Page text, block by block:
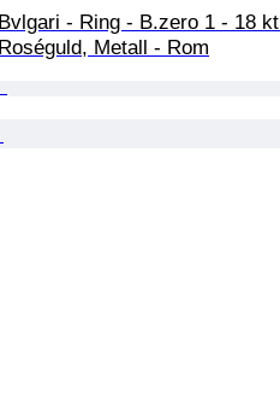
Bvlgari - Ring - B.zero 1 - 18 kt
Roséguld, Metall - Rom